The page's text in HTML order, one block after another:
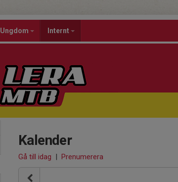
Ungdom Internt
Kalender
Gå till idag | Prenumerera